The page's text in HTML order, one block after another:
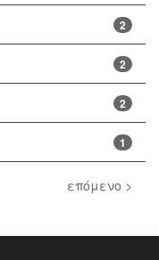
2
2
2
1
επόμενο >